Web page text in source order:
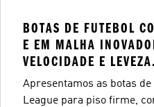
BOTAS DE FUTEBOL
E EM MALHA
VELOCIDADE E LEVEZA.
Apresentamos as botas
League para piso firme,